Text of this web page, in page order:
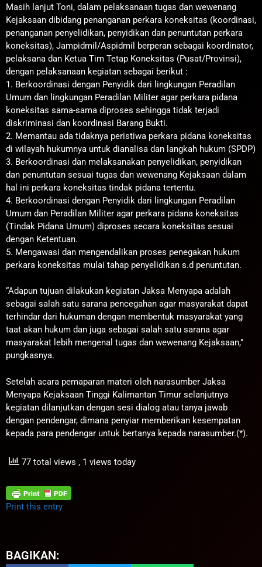
Masih lanjut Toni, dalam pelaksanaan tugas dan wewenang
Kejaksaan dibidang penanganan perkara koneksitas (koordinasi,
penanganan penyelidikan, penyidikan dan penuntutan perkara
koneksitas), Jampidmil/Aspidmil berperan sebagai koordinator,
pelaksana dan Ketua Tim Tetap Koneksitas (Pusat/Provinsi),
dengan pelaksanaan kegiatan sebagai berikut :
1. Berkoordinasi dengan Penyidik dari lingkungan Peradilan
Umum dan lingkungan Peradilan Militer agar perkara pidana
koneksitas sama-sama diproses sehingga tidak terjadi
diskriminasi dan koordinasi Barang Bukti.
2. Memantau ada tidaknya peristiwa perkara pidana koneksitas
di wilayah hukumnya untuk dianalisa dan langkah hukum (SPDP)
3. Berkoordinasi dan melaksanakan penyelidikan, penyidikan
dan penuntutan sesuai tugas dan wewenang Kejaksaan dalam
hal ini perkara koneksitas tindak pidana tertentu.
4. Berkoordinasi dengan Penyidik dari lingkungan Peradilan
Umum dan Peradilan Militer agar perkara pidana koneksitas
(Tindak Pidana Umum) diproses secara koneksitas sesuai
dengan Ketentuan.
5. Mengawasi dan mengendalikan proses penegakan hukum
perkara koneksitas mulai tahap penyelidikan s.d penuntutan.
“Adapun tujuan dilakukan kegiatan Jaksa Menyapa adalah
sebagai salah satu sarana pencegahan agar masyarakat dapat
terhindar dari hukuman dengan membentuk masyarakat yang
taat akan hukum dan juga sebagai salah satu sarana agar
masyarakat lebih mengenal tugas dan wewenang Kejaksaan,”
pungkasnya.
Setelah acara pemaparan materi oleh narasumber Jaksa
Menyapa Kejaksaan Tinggi Kalimantan Timur selanjutnya
kegiatan dilanjutkan dengan sesi dialog atau tanya jawab
dengan pendengar, dimana penyiar memberikan kesempatan
kepada para pendengar untuk bertanya kepada narasumber.(*).
77 total views , 1 views today
Print this entry
BAGIKAN: